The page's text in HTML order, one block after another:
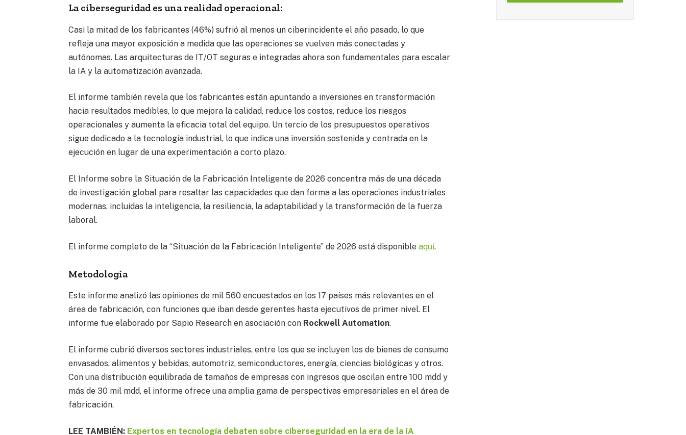
La ciberseguridad es una realidad operacional:
Casi la mitad de los fabricantes (46%) sufrió al menos un ciberincidente el año pasado, lo que
refleja una mayor exposición a medida que las operaciones se vuelven más conectadas y
autónomas. Las arquitecturas de IT/OT seguras e integradas ahora son fundamentales para escalar
la IA y la automatización avanzada.
El informe también revela que los fabricantes están apuntando a inversiones en transformación
hacia resultados medibles, lo que mejora la calidad, reduce los costos, reduce los riesgos
operacionales y aumenta la eficacia total del equipo. Un tercio de los presupuestos operativos
sigue dedicado a la tecnología industrial, lo que indica una inversión sostenida y centrada en la
ejecución en lugar de una experimentación a corto plazo.
El Informe sobre la Situación de la Fabricación Inteligente de 2026 concentra más de una década
de investigación global para resaltar las capacidades que dan forma a las operaciones industriales
modernas, incluidas la inteligencia, la resiliencia, la adaptabilidad y la transformación de la fuerza
laboral.
El informe completo de la “Situación de la Fabricación Inteligente” de 2026 está disponibleaquí.
Metodología
Este informe analizó las opiniones de mil 560 encuestados en los 17 países más relevantes en el
área de fabricación, con funciones que iban desde gerentes hasta ejecutivos de primer nivel. El
informe fue elaborado por Sapio Research en asociación con Rockwell Automation.
El informe cubrió diversos sectores industriales, entre los que se incluyen los de bienes de consumo
envasados, alimentos y bebidas, automotriz, semiconductores, energía, ciencias biológicas y otros.
Con una distribución equilibrada de tamaños de empresas con ingresos que oscilan entre 100 mdd y
más de 30 mil mdd, el informe ofrece una amplia gama de perspectivas empresariales en el área de
fabricación.
LEE TAMBIÉN: Expertos en tecnología debaten sobre ciberseguridad en la era de la IA